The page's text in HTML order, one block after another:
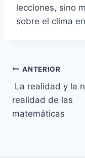
lecciones, sino
sobre el clima
Navegación
de
entradas
ANTERIOR
La realidad y la
realidad de las
matemáticas